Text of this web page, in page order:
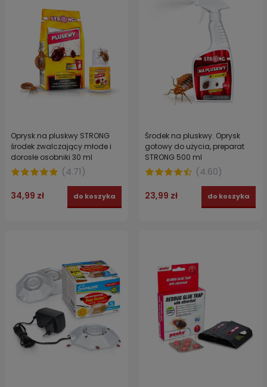
Oprysk na pluskwy STRONG
środek zwalczający młode i
dorosłe osobniki 30 ml
(4.71)
34,99 zł do koszyka
Środek na pluskwy. Oprysk
gotowy do użycia, preparat
STRONG 500 ml
(4.60)
23,99 zł do koszyka